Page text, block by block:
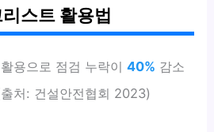
스트 활용법
용으로 점검 누락이40% 감소
처: 건설안전협회 2023)